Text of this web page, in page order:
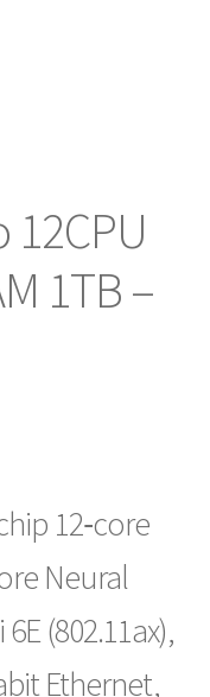
12CPU
1TB –
12‑core
Neural
6E (802.11ax),
Ethernet,